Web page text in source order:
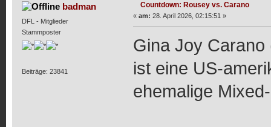
badman
DFL - Mitglieder
Stammposter
Beiträge: 23841
Countdown: Rousey vs. Carano
« am: 28. April 2026, 02:15:51 »
Gina Joy Carano
ist eine US-
ehemalige